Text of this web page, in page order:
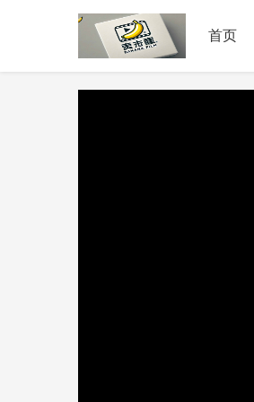
首页